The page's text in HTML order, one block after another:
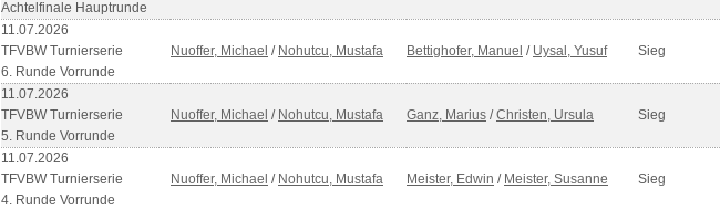
Achtelfinale Hauptrunde
11.07.2026
TFVBW Turnierserie
6. Runde Vorrunde
Nuoffer, Michael / Nohutcu, Mustafa Bettighofer, Manuel / Uysal, Yusuf Sieg
11.07.2026
TFVBW Turnierserie
5. Runde Vorrunde
Nuoffer, Michael / Nohutcu, Mustafa Ganz, Marius /Christen, Ursula Sieg
11.07.2026
TFVBW Turnierserie
4. Runde Vorrunde
Nuoffer, Michael / Nohutcu, Mustafa Meister, Edwin / Meister, Susanne Sieg